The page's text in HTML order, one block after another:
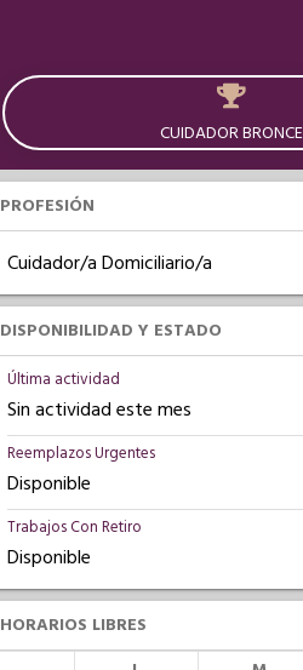
CUIDADOR BRONCE
PROFESIÓN
Cuidador/a Domiciliario/a
DISPONIBILIDAD Y ESTADO
Última actividad
Sin actividad este mes
Reemplazos Urgentes
Disponible
Trabajos Con Retiro
Disponible
HORARIOS LIBRES